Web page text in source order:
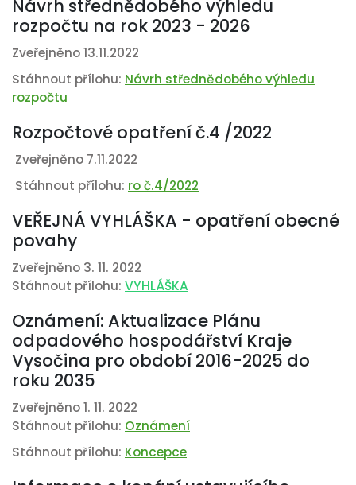
Návrh střednědobého výhledu
rozpočtu na rok 2023 - 2026
Zveřejněno 13.11.2022
Stáhnout přílohu: Návrh střednědobého výhledu
rozpočtu
Rozpočtové opatření č.4 /2022
Zveřejněno 7.11.2022
Stáhnout přílohu: ro č.4/2022
VEŘEJNÁ VYHLÁŠKA - opatření obecné
povahy
Zveřejněno 3. 11. 2022
Stáhnout přílohu: VYHLÁŠKA
Oznámení: Aktualizace Plánu
odpadového hospodářství Kraje
Vysočina pro období 2016-2025 do
roku 2035
Zveřejněno 1. 11. 2022
Stáhnout přílohu: Oznámení
Stáhnout přílohu: Koncepce